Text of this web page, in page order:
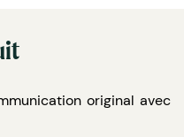
original avec